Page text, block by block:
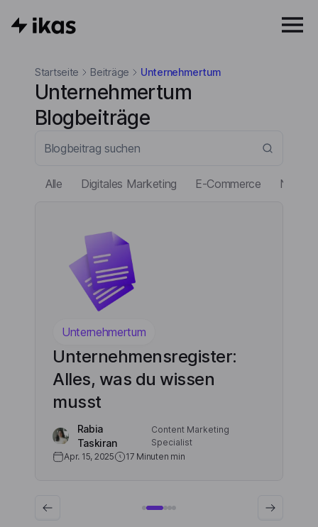
Startseite Beiträge Unternehmertum
Unternehmertum
Blogbeiträge
Alle Digitales Marketing E-Commerce
Unternehmertum
Unternehmensregister:
Alles, was du wissen
musst
Rabia
Taskiran
Content Marketing
Specialist
Apr. 15, 2025
17 Minuten min